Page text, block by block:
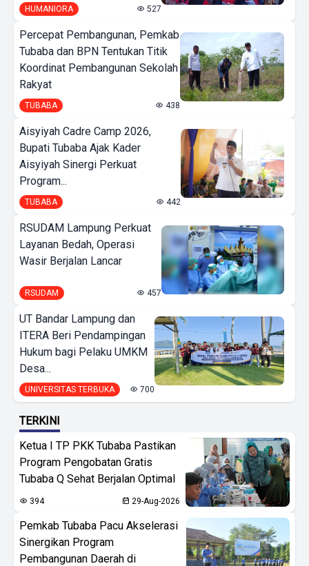
HUMANIORA 527
Percepat Pembangunan, Pemkab
Tubaba dan BPN Tentukan Titik
Koordinat Pembangunan Sekolah
Rakyat
TUBABA 438
Aisyiyah Cadre Camp 2026,
Bupati Tubaba Ajak Kader
Aisyiyah Sinergi Perkuat
Program...
TUBABA 442
RSUDAM Lampung Perkuat
Layanan Bedah, Operasi
Wasir Berjalan Lancar
RSUDAM 457
UT Bandar Lampung dan
ITERA Beri Pendampingan
Hukum bagi Pelaku UMKM
Desa...
UNIVERSITAS TERBUKA 700
TERKINI
Ketua I TP PKK Tubaba Pastikan
Program Pengobatan Gratis
Tubaba Q Sehat Berjalan Optimal
394 29-Aug-2026
Pemkab Tubaba Pacu Akselerasi
Sinergikan Program
Pembangunan Daerah di